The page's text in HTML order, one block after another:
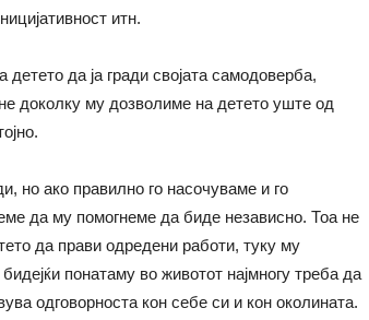
итн.
да ја гради својата самодоверба,
доколку му дозволиме на детето уште од
но ако правилно го насочуваме и го
да му помогнеме да биде независно. Тоа не
да прави одредени работи, туку му
понатаму во животот најмногу треба да
одговорноста кон себе си и кон околината.